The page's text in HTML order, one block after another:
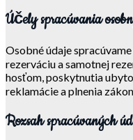
Účely spracúvania
Osobné údaje
rezerváciu a samotnej
hosťom, poskytnutia
reklamácie a plnenia
Rozsah spracúvaných